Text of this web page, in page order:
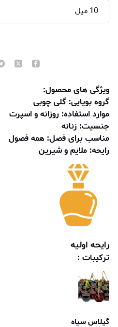
10 میل
ویژگی های محصول:
گروه بویایی: گلی چوبی
موارد استفاده: روزانه و اسپرت
جنسیت: زنانه
مناسب برای فصل: همه فصول
رایحه: ملایم و شیرین
رایحه اولیه
ترکیبات :
گیلاس سیاه